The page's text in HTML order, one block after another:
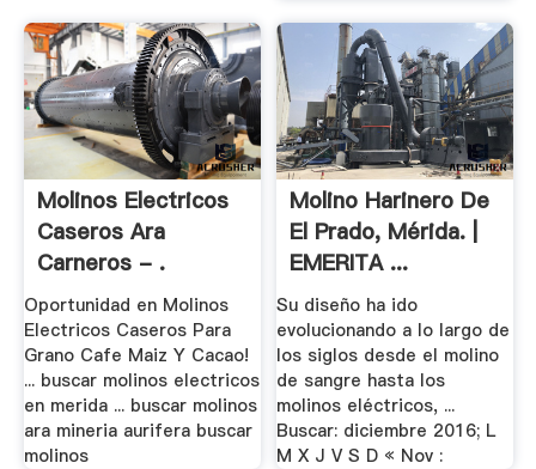
Molinos Electricos
Caseros Ara
Carneros - .
Oportunidad en Molinos
Electricos Caseros Para
Grano Cafe Maiz Y Cacao!
... buscar molinos electricos
en merida ... buscar molinos
ara mineria aurifera buscar
molinos
Molino Harinero De
El Prado, Mérida. |
EMERITA ...
Su diseño ha ido
evolucionando a lo largo de
los siglos desde el molino
de sangre hasta los
molinos eléctricos, ...
Buscar: diciembre 2016; L
M X J V S D « Nov :